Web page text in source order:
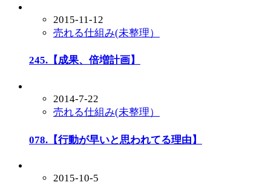
2015-11-12
売れる仕組み(未整理）
245.【成果、倍増計画】
2014-7-22
売れる仕組み(未整理）
078.【行動が早いと思われてる理由】
2015-10-5